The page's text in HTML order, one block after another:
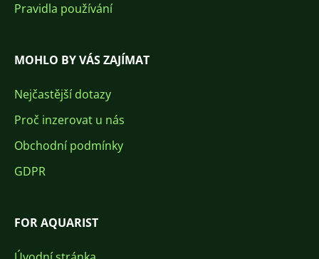
Pravidla používání
MOHLO BY VÁS ZAJÍMAT
Nejčastější dotazy
Proč inzerovat u nás
Obchodní podmínky
GDPR
FOR AQUARIST